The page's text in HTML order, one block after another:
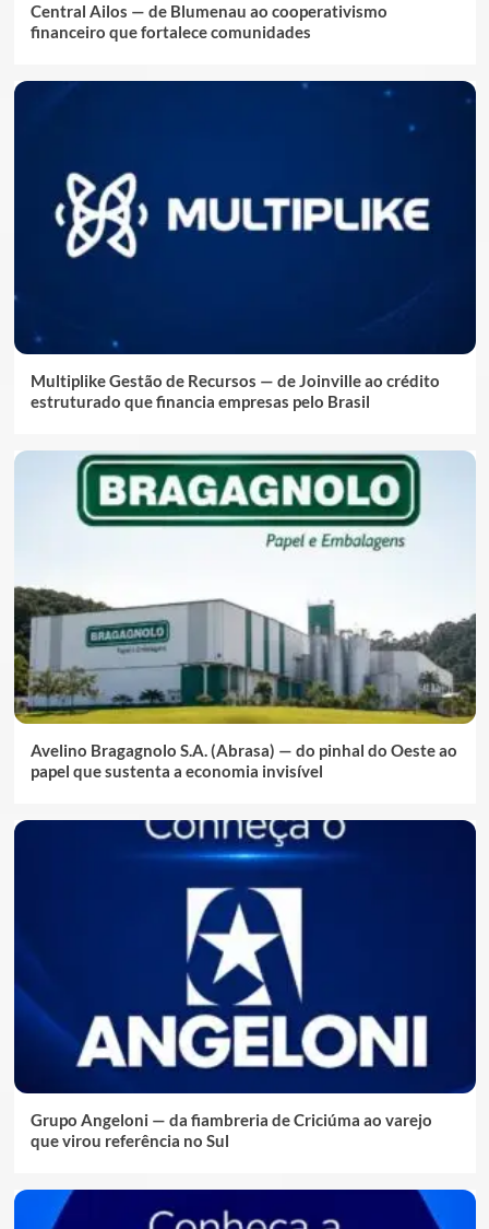
Central Ailos — de Blumenau ao cooperativismo
financeiro que fortalece comunidades
Multiplike Gestão de Recursos — de Joinville ao crédito
estruturado que financia empresas pelo Brasil
Avelino Bragagnolo S.A. (Abrasa) — do pinhal do Oeste ao
papel que sustenta a economia invisível
Grupo Angeloni — da fiambreria de Criciúma ao varejo
que virou referência no Sul